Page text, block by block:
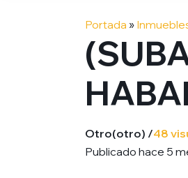
Portada »
Otro(otro) /48
Publicado hace 5